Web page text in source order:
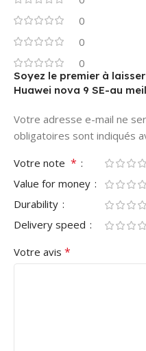
0
0
0
Soyez le premier à
Huawei nova 9 SE-au
Votre adresse e-mail ne
obligatoires sont indiqués
Votre note *
Value for money
Durability
Delivery speed
Votre avis *